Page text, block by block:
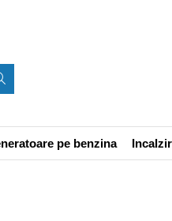
pe benzina